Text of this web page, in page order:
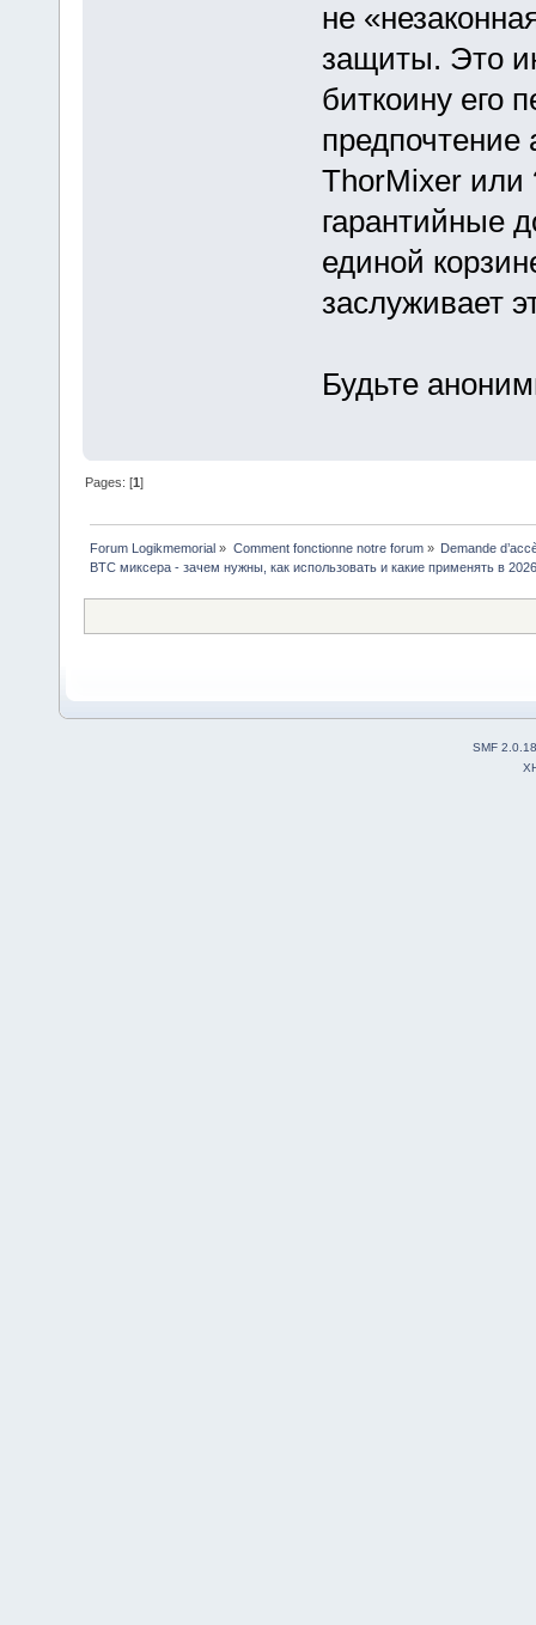
не
защиты. Это
биткоину его
ThorMixer или
гарантийные
единой
заслуживает
Будьте
Pages: [1]
Forum Logikmemorial » Comment fonctionne notre forum»
Demande
BTC миксера - зачем нужны, как использовать и какие применять в
SMF 2.0.18